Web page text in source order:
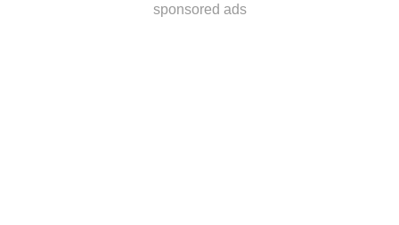
sponsored ads